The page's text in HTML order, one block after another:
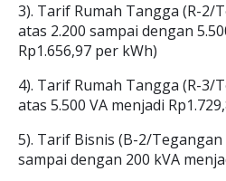
3). Tarif Rumah Tangga (R-2/
atas 2.200 sampai dengan
Rp1.656,97 per kWh)
4). Tarif Rumah Tangga (R-3/
atas 5.500 VA menjadi
5). Tarif Bisnis (B-2/Tegangan
sampai dengan 200 kVA